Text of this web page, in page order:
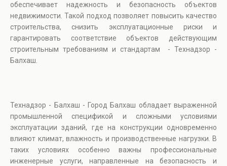
обеспечивает надежность и безопасность объектов
недвижимости. Такой подход позволяет повысить качество
строительства, снизить эксплуатационные риски и
гарантировать соответствие объектов действующим
строительным требованиям и стандартам - Технадзор -
Балхаш.
Технадзор - Балхаш - Город Балхаш обладает выраженной
промышленной спецификой и сложными условиями
эксплуатации зданий, где на конструкции одновременно
влияют климат, влажность и производственные нагрузки. В
таких условиях особенно важны профессиональные
инженерные услуги, направленные на безопасность и